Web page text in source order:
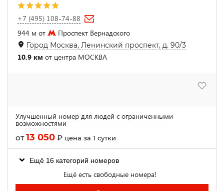
+7 (495) 108-74-88
944 м от
Проспект Вернадского
Город Москва, Ленинский проспект, д. 90/3
10.9 км от центра МОСКВА
Улучшенный номер для людей с ограниченными
возможностями
от13 050 ₽ цена за 1 сутки
Ещё 16 категорий номеров
Ещё есть свободные номера!